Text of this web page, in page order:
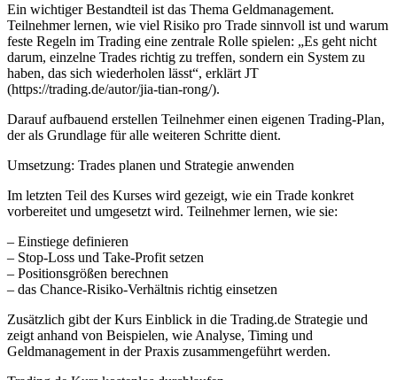
Ein wichtiger Bestandteil ist das Thema Geldmanagement.
Teilnehmer lernen, wie viel Risiko pro Trade sinnvoll ist und warum
feste Regeln im Trading eine zentrale Rolle spielen: „Es geht nicht
darum, einzelne Trades richtig zu treffen, sondern ein System zu
haben, das sich wiederholen lässt“, erklärt JT
(https://trading.de/autor/jia-tian-rong/).
Darauf aufbauend erstellen Teilnehmer einen eigenen Trading-Plan,
der als Grundlage für alle weiteren Schritte dient.
Umsetzung: Trades planen und Strategie anwenden
Im letzten Teil des Kurses wird gezeigt, wie ein Trade konkret
vorbereitet und umgesetzt wird. Teilnehmer lernen, wie sie:
– Einstiege definieren
– Stop-Loss und Take-Profit setzen
– Positionsgrößen berechnen
– das Chance-Risiko-Verhältnis richtig einsetzen
Zusätzlich gibt der Kurs Einblick in die Trading.de Strategie und
zeigt anhand von Beispielen, wie Analyse, Timing und
Geldmanagement in der Praxis zusammengeführt werden.